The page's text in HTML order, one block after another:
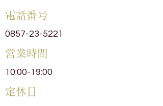
電話番号
0857-23-5221
​営業時間
10:00-19:00
​定休日